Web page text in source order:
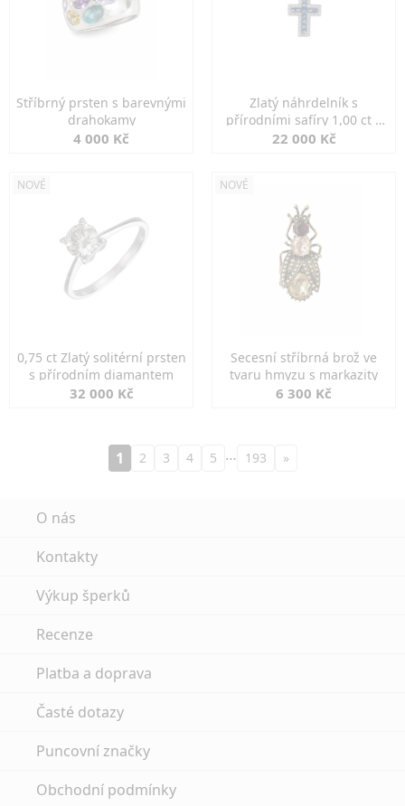
Stříbrný prsten s barevnými
drahokamy
4 000 Kč
Zlatý náhrdelník s
přírodními safíry 1,00 ct a
diamanty
22 000 Kč
NOVÉ
0,75 ct Zlatý solitérní prsten
s přírodním diamantem
32 000 Kč
NOVÉ
Secesní stříbrná brož ve
tvaru hmyzu s markazity
6 300 Kč
1 2 3 4 5 … 193 »
O nás
Kontakty
Výkup šperků
Recenze
Platba a doprava
Časté dotazy
Puncovní značky
Obchodní podmínky